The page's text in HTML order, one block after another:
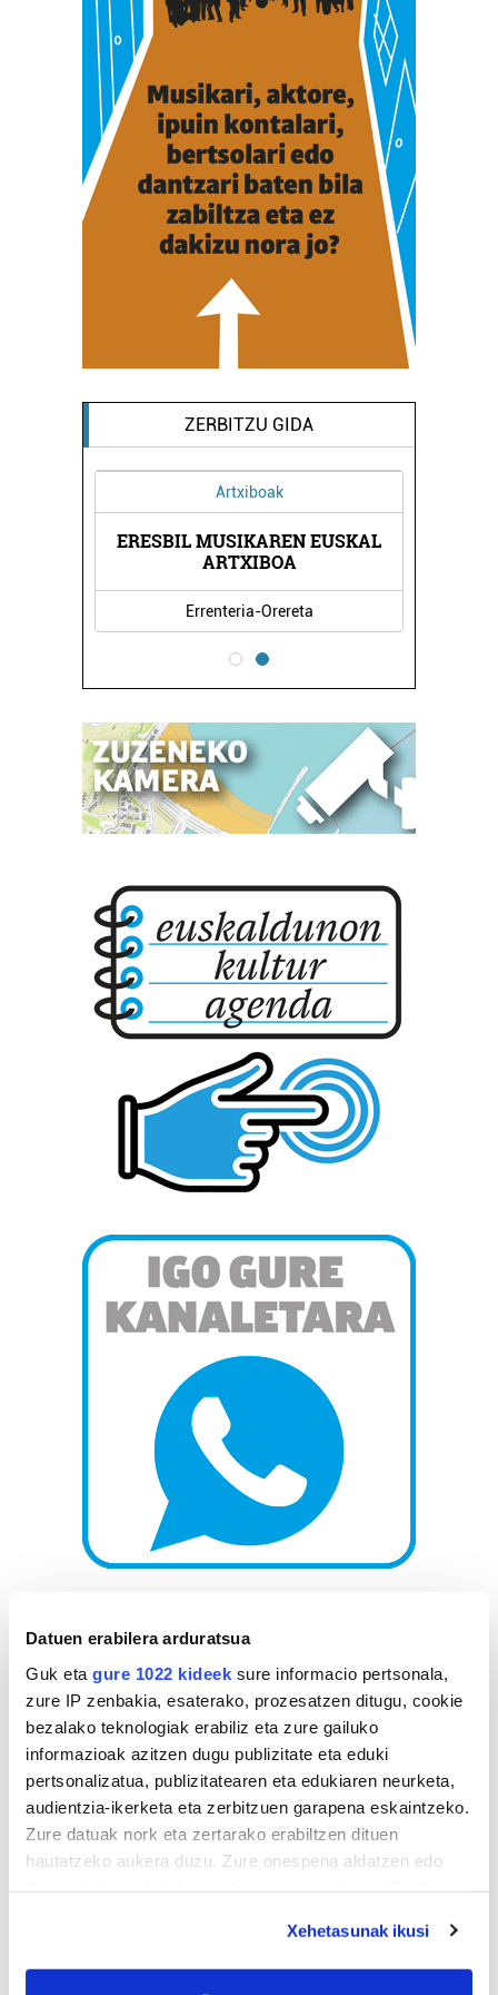
Datuen erabilera arduratsua
Guk eta gure 1022 kideek sure informacio pertsonala,
zure IP zenbakia, esaterako, prozesatzen ditugu, cookie
bezalako teknologiak erabiliz eta zure gailuko
informazioak azitzen dugu publizitate eta eduki
pertsonalizatua, publizitatearen eta edukiaren neurketa,
audientzia-ikerketa eta zerbitzuen garapena eskaintzeko.
Zure datuak nork eta zertarako erabiltzen dituen
hautatzeko aukera duzu. Zure onespena aldatzen edo
If you allow, we would also like to:
Xehetasunak ikusi
ZERBITZU GIDA
Artxiboak
ERESBIL MUSIKAREN EUSKAL
ARTXIBOA
Errenteria-Orereta
Abuztua 2026
AR. OG.
IG.
3 4 5 6 7 8 9
10 11 12 13 14 15 16
17 18 19 20 21 22 23